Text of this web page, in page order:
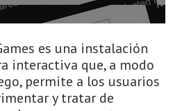
es una instalación
interactiva que, a modo
permite a los usuarios
y tratar de